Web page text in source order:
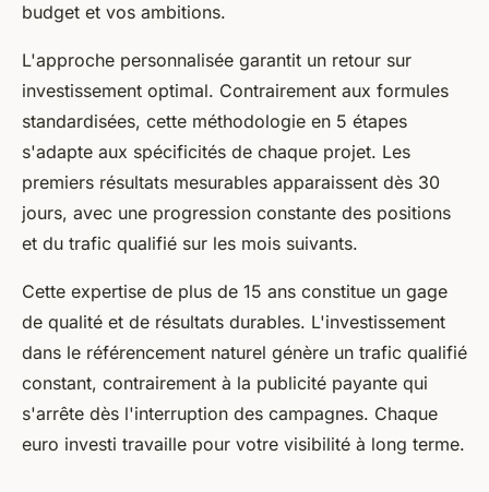
budget et vos ambitions.
L'approche personnalisée garantit un retour sur
investissement optimal. Contrairement aux formules
standardisées, cette méthodologie en 5 étapes
s'adapte aux spécificités de chaque projet. Les
premiers résultats mesurables apparaissent dès 30
jours, avec une progression constante des positions
et du trafic qualifié sur les mois suivants.
Cette expertise de plus de 15 ans constitue un gage
de qualité et de résultats durables. L'investissement
dans le référencement naturel génère un trafic qualifié
constant, contrairement à la publicité payante qui
s'arrête dès l'interruption des campagnes. Chaque
euro investi travaille pour votre visibilité à long terme.